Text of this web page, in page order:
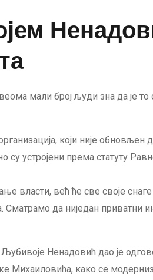
мали број људи зна да је
који није
устројени према статуту
власти, већ ће све своје
да ниједан приватни
Ненадовић дао је
Михаиловића, како се